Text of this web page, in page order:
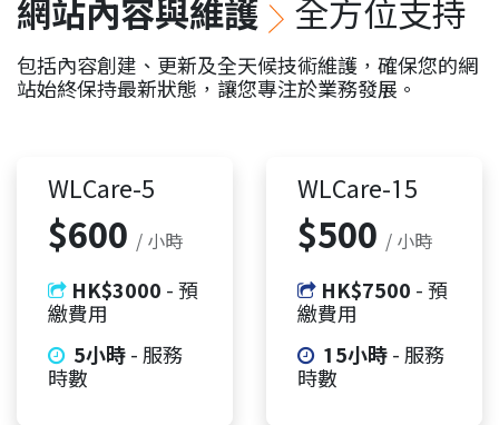
網站內容與維護 全方位支持
包括內容創建、更新及全天候技術維護，確保您的網
站始終保持最新狀態，讓您專注於業務發展。
WLCare-5
$600 / 小時
HK$3000 - 預
繳費用
5小時 - 服務
時數
WLCare-15​
$500 / 小時
HK$7500 - 預
繳費用
15小時 - 服務
時數